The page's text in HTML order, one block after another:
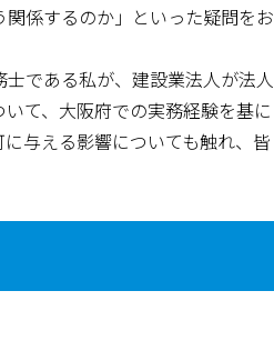
係するのか」といった疑問をお
である私が、建設業法人が法人
て、大阪府での実務経験を基に
与える影響についても触れ、皆